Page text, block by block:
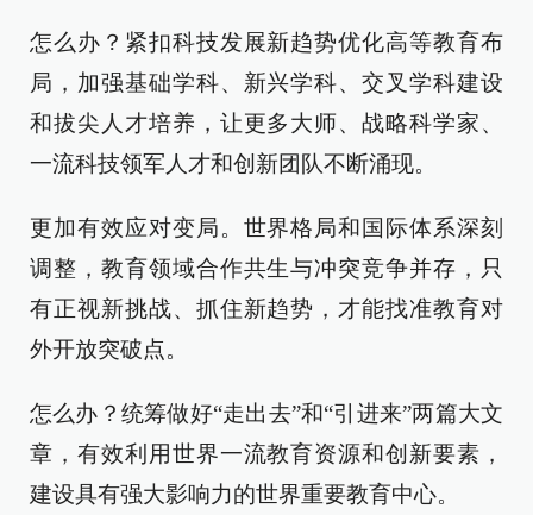
怎么办？紧扣科技发展新趋势优化高等教育布
局，加强基础学科、新兴学科、交叉学科建设
和拔尖人才培养，让更多大师、战略科学家、
一流科技领军人才和创新团队不断涌现。
更加有效应对变局。世界格局和国际体系深刻
调整，教育领域合作共生与冲突竞争并存，只
有正视新挑战、抓住新趋势，才能找准教育对
外开放突破点。
怎么办？统筹做好“走出去”和“引进来”两篇大文
章，有效利用世界一流教育资源和创新要素，
建设具有强大影响力的世界重要教育中心。